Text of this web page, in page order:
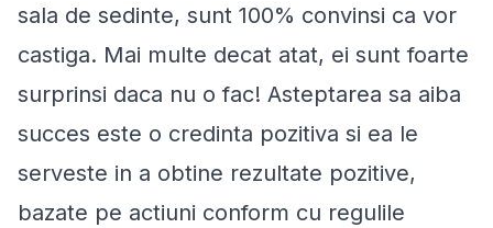
sala de sedinte, sunt 100% convinsi ca vor
castiga. Mai multe decat atat, ei sunt foarte
surprinsi daca nu o fac! Asteptarea sa aiba
succes este o credinta pozitiva si ea le
serveste in a obtine rezultate pozitive,
bazate pe actiuni conform cu regulile